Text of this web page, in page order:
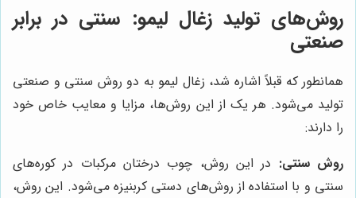
روش‌های تولید زغال لیمو: سنتی در برابر
صنعتی
همانطور که قبلاً اشاره شد، زغال لیمو به دو روش سنتی و صنعتی
تولید می‌شود. هر یک از این روش‌ها، مزایا و معایب خاص خود
را دارند:
روش سنتی: در این روش، چوب درختان مرکبات در کوره‌های
سنتی و با استفاده از روش‌های دستی کربنیزه می‌شود. این روش،